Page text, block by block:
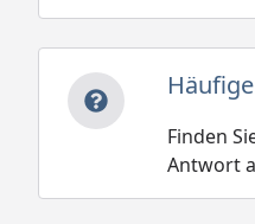
Finden
Antwort